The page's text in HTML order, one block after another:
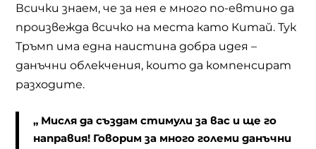
Всички знаем, че за нея е много по-евтино да
произвежда всичко на места като Китай. Тук
Тръмп има една наистина добра идея –
данъчни облекчения, които да компенсират
разходите.
„ Мисля да създам стимули за вас и ще го
направия! Говорим за много големи данъчни